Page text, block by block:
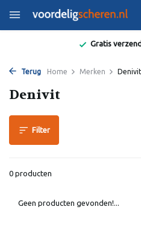
Gratis
Terug Home Merken Denivit
Denivit
Filter
0 producten
Geen producten gevonden!...